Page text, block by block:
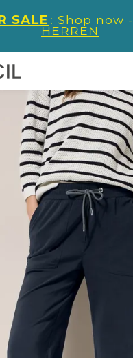
SALE : Shop now -
HERREN